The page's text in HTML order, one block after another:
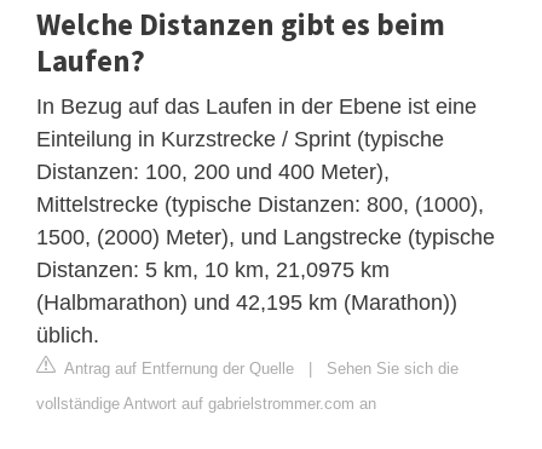
Welche Distanzen gibt es beim
Laufen?
In Bezug auf das Laufen in der Ebene ist eine
Einteilung in Kurzstrecke / Sprint (typische
Distanzen: 100, 200 und 400 Meter),
Mittelstrecke (typische Distanzen: 800, (1000),
1500, (2000) Meter), und Langstrecke (typische
Distanzen: 5 km, 10 km, 21,0975 km
(Halbmarathon) und 42,195 km (Marathon))
üblich.
Antrag auf Entfernung der Quelle
Sehen Sie sich die
vollständige Antwort auf gabrielstrommer.com an